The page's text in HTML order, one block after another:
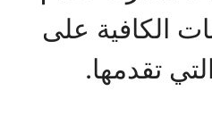
الكافية على
تقدمها.